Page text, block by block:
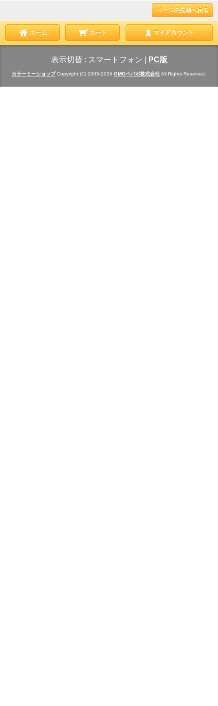
ページの先頭へ戻る
ホーム カート マイアカウント
表示切替 : スマートフォン PC版
カラーミーショップCopyright (C) 2005-2026 GMOペパボ株式会社 All Rights Reserved.